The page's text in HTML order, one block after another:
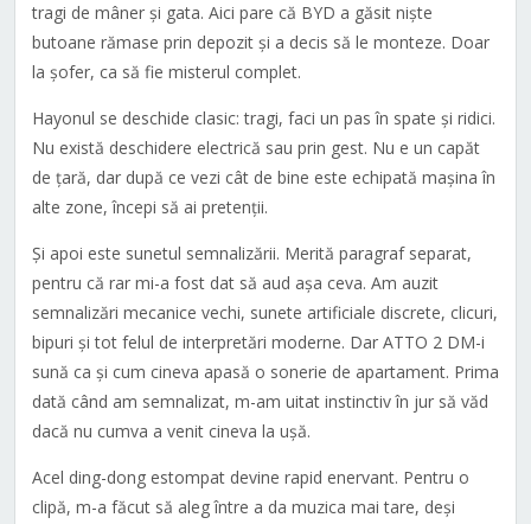
tragi de mâner și gata. Aici pare că BYD a găsit niște
butoane rămase prin depozit și a decis să le monteze. Doar
la șofer, ca să fie misterul complet.
Hayonul se deschide clasic: tragi, faci un pas în spate și ridici.
Nu există deschidere electrică sau prin gest. Nu e un capăt
de țară, dar după ce vezi cât de bine este echipată mașina în
alte zone, începi să ai pretenții.
Și apoi este sunetul semnalizării. Merită paragraf separat,
pentru că rar mi-a fost dat să aud așa ceva. Am auzit
semnalizări mecanice vechi, sunete artificiale discrete, clicuri,
bipuri și tot felul de interpretări moderne. Dar ATTO 2 DM-i
sună ca și cum cineva apasă o sonerie de apartament. Prima
dată când am semnalizat, m-am uitat instinctiv în jur să văd
dacă nu cumva a venit cineva la ușă.
Acel ding-dong estompat devine rapid enervant. Pentru o
clipă, m-a făcut să aleg între a da muzica mai tare, deși